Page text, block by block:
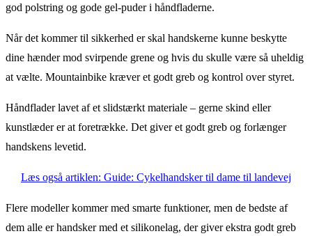
god polstring og gode gel-puder i håndfladerne.
Når det kommer til sikkerhed er skal handskerne kunne beskytte
dine hænder mod svirpende grene og hvis du skulle være så uheldig
at vælte. Mountainbike kræver et godt greb og kontrol over styret.
Håndflader lavet af et slidstærkt materiale – gerne skind eller
kunstlæder er at foretrække. Det giver et godt greb og forlænger
handskens levetid.
Læs også artiklen: Guide: Cykelhandsker til dame til landevej
Flere modeller kommer med smarte funktioner, men de bedste af
dem alle er handsker med et silikonelag, der giver ekstra godt greb